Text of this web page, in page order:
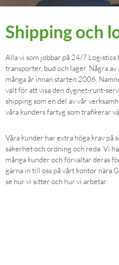
Shipping och
Alla vi som jobbar på 24/7 Logistics
transporter, bud och lager. Några
många år innan starten 2006.
valt för att visa den dygnet-runt-
shipping som en del av vår
våra kunders fartyg som trafikerar
Våra kunder har extra höga krav på
säkerhet och ordning och reda. Vi
många kunder och förvaltar deras
gärna in till oss på vårt kontor nära
se hur vi sitter och hur vi arbetar.